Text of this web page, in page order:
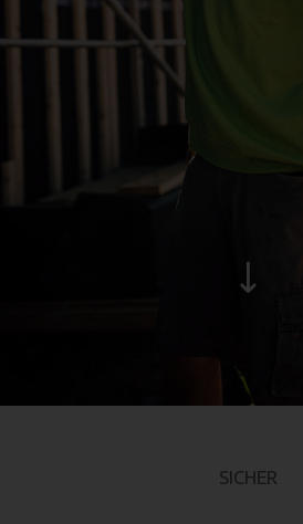
SICHER